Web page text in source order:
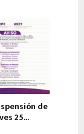
de
25...